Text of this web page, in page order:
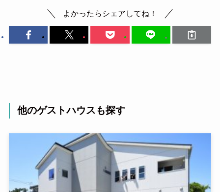
よかったらシェアしてね！
他のゲストハウスも探す